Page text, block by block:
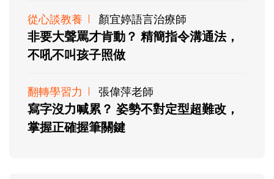
從心談教養 顏宜婷語言治療師
非要大聲罵才肯動？ 精簡指令溝通法，
不吼不叫孩子照做
翻轉學習力 張偉萍老師
寫字沒力喊累？ 姿勢不對定型超難改，
掌握正確握筆關鍵